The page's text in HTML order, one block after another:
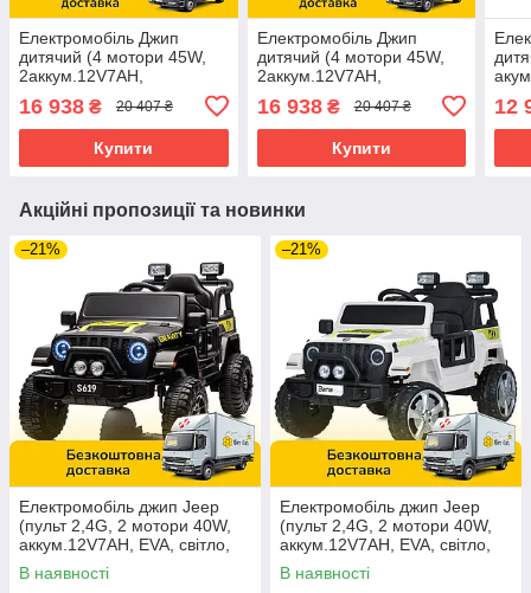
Електромобіль Джип
дитячий (4 мотори 45W,
2аккум.12V7AH,
підсвічування, пульт 2,4G)
Bambi M 6204EBLR-
11(24V) Сірий
16 938 ₴ 20 407 ₴
Купити
Електромобіль Джип
дитячий (4 мотори 45W,
2аккум.12V7AH,
підсвічування, пульт 2,4G)
Bambi M 6204EBLR-1(24V)
Білий
16 938₴ 20 407 ₴
Купити
12
Акційні пропозиції та новинки
–21%
Електромобіль джип Jeep
(пульт 2,4G, 2 мотори 40W,
аккум.12V7AH, EVA, світло,
музика) M 5103EBLR-2
Чорний
В наявності
–21%
Електромобіль джип Jeep
(пульт 2,4G, 2 мотори 40W,
аккум.12V7AH, EVA, світло,
музика) M 5103EBLR-1 Білий
В наявності